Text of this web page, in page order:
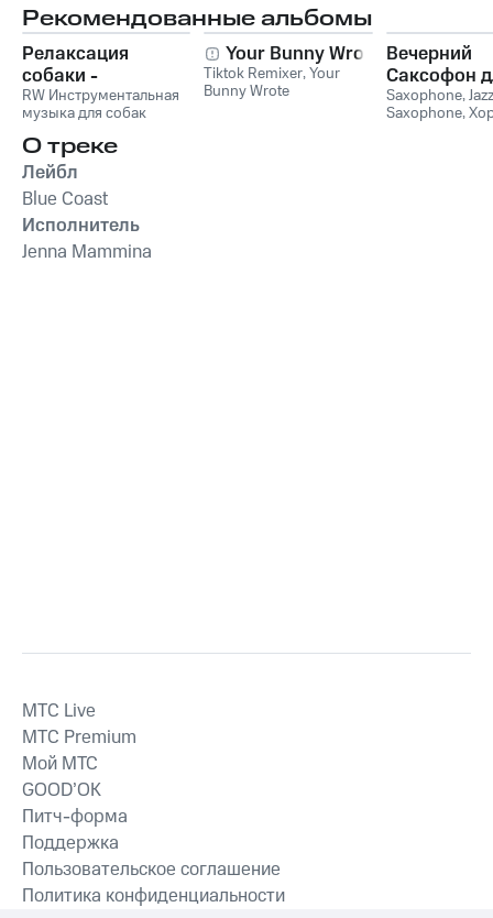
Рекомендованные альбомы
Релаксация
собаки -
Расслабляющая
музыка для собак,
успокаивающие и
успокаивающие
звуки для
животных,
антистрессовая
терапия,
RW Инструментальная
музыка для собак
Your Bunny Wrote
Tiktok Remixer,Your
Bunny Wrote
Вечерний
Саксофон
Души
Лаунж)
Saxophone,Jazz
Saxophone,
О треке
Лейбл
Blue Coast
Исполнитель
Jenna Mammina
MTС Live
MTС Premium
Мой МТС
GOOD’OK
Питч-форма
Поддержка
Пользовательское соглашение
Политика конфиденциальности